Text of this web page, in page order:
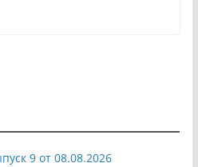
9 от 08.08.2026